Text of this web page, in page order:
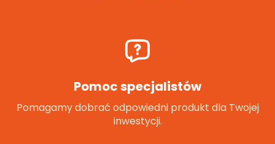
Pomoc specjalistów
Pomagamy dobrać odpowiedni produkt dla Twojej
inwestycji.